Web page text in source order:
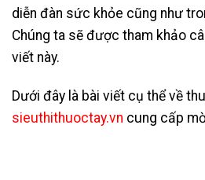
diễn đàn sức khỏe cũng như
Chúng ta sẽ được tham khảo
viết này.
Dưới đây là bài viết cụ thể về
sieuthithuoctay.vn cung cấp